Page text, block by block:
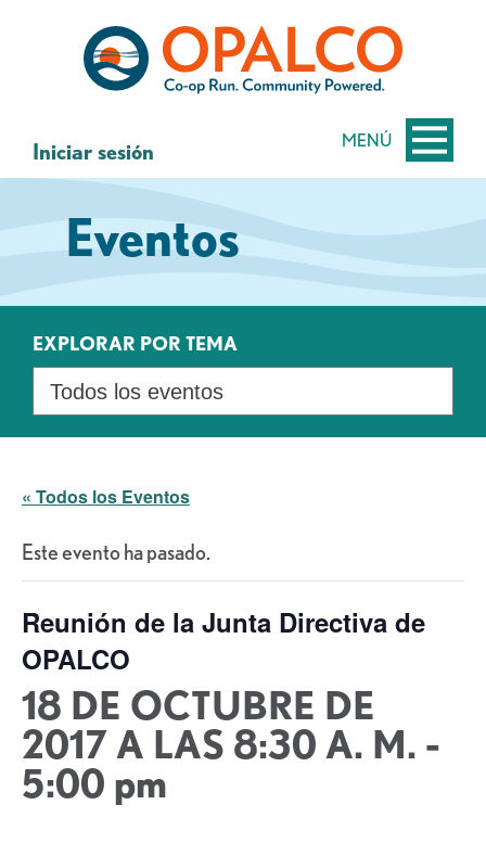
contenido
MENÚ
Iniciar sesión
Eventos
EXPLORAR POR TEMA
« Todos los Eventos
Este evento ha pasado.
Reunión de la Junta Directiva de
OPALCO
18 DE OCTUBRE DE
2017 A LAS 8:30 A. M. -
5:00 pm